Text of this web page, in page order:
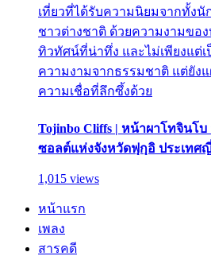
เที่ยวที่ได้รับความนิยมจากทั้ง
ชาวต่างชาติ ด้วยความงามขอ
ทิวทัศน์ที่น่าทึ่ง และไม่เพียงแต่
ความงามจากธรรมชาติ แต่ยัง
ความเชื่อที่ลึกซึ้งด้วย
Tojinbo Cliffs | หน้าผาโทจินโ
ซอลต์แห่งจังหวัดฟุกุอิ ประเทศ
1,015 views
หน้าแรก
เพลง
สารคดี